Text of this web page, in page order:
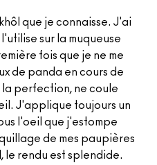
que je connaisse. J'ai
sur la muqueuse
fois que je ne me
de panda en cours de
la perfection, ne coule
J'applique toujours un
l'oeil que j'estompe
de mes paupières
le rendu est splendide.